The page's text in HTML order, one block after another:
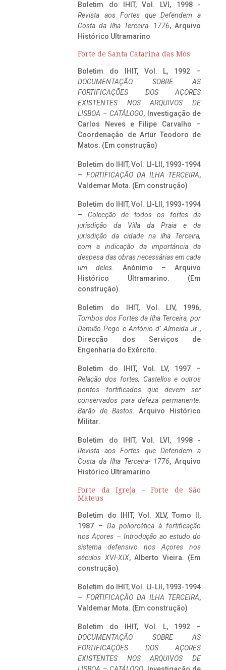
Boletim do IHIT, Vol. LVI, 1998 -
Revista aos Fortes que Defendem a
Costa da Ilha Terceira- 1776, Arquivo
Histórico Ultramarino
Forte de Santa Catarina das Mós
Boletim do IHIT, Vol. L, 1992 –
DOCUMENTAÇÃO SOBRE AS
FORTIFICAÇÕES DOS AÇORES
EXISTENTES NOS ARQUIVOS DE
LISBOA – CATÁLOGO, Investigação de
Carlos Neves e Filipe Carvalho –
Coordenação de Artur Teodoro de
Matos. (Em construção)
Boletim do IHIT, Vol. LI-LII, 1993-1994
– FORTIFICAÇÃO DA ILHA TERCEIRA,
Valdemar Mota. (Em construção)
Boletim do IHIT, Vol. LI-LII, 1993-1994
– Colecção de todos os fortes da
jurisdição da Villa da Praia e da
jurisdição da cidade na ilha Terceira,
com a indicação da importância da
despesa das obras necessárias em cada
um deles. Anónimo – Arquivo
Histórico Ultramarino. (Em
construção)
Boletim do IHIT, Vol. LIV, 1996,
Tombos dos Fortes da Ilha Terceira, por
Damião Pego e António d’ Almeida Jr.,
Direcção dos Serviços de
Engenharia do Exército.
Boletim do IHIT, Vol. LV, 1997 –
Relação dos fortes, Castellos e outros
pontos fortificados que devem ser
conservados para defeza permanente.
Barão de Bastos. Arquivo Histórico
Militar.
Boletim do IHIT, Vol. LVI, 1998 -
Revista aos Fortes que Defendem a
Costa da Ilha Terceira- 1776, Arquivo
Histórico Ultramarino
Forte da Igreja – Forte de São
Mateus
Boletim do IHIT, Vol. XLV, Tomo II,
1987 – Da poliorcética à fortificação
nos Açores – Introdução ao estudo do
sistema defensivo nos Açores nos
séculos XVI-XIX, Alberto Vieira. (Em
construção)
Boletim do IHIT, Vol. LI-LII, 1993-1994
– FORTIFICAÇÃO DA ILHA TERCEIRA,
Valdemar Mota. (Em construção)
Boletim do IHIT, Vol. L, 1992 –
DOCUMENTAÇÃO SOBRE AS
FORTIFICAÇÕES DOS AÇORES
EXISTENTES NOS ARQUIVOS DE